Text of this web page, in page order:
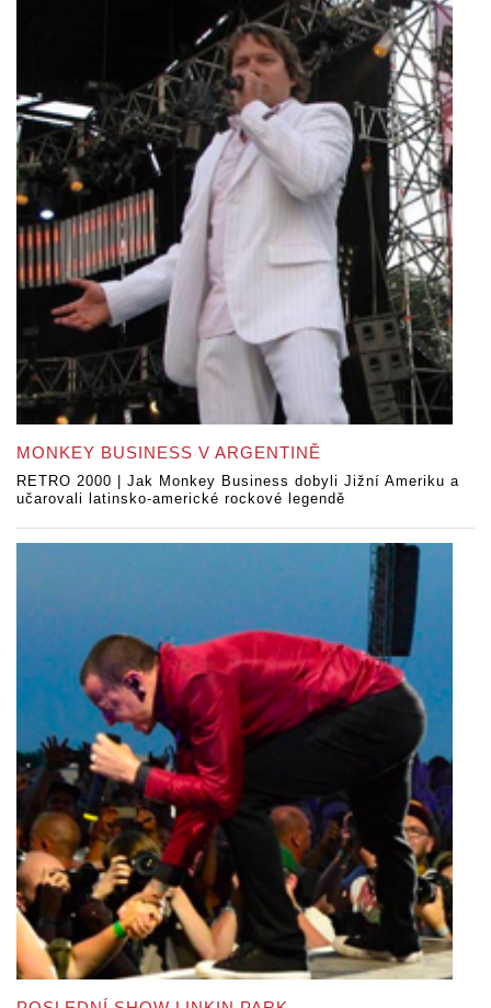
MONKEY BUSINESS V ARGENTINĚ
RETRO 2000 | Jak Monkey Business dobyli Jižní Ameriku a
učarovali latinsko-americké rockové legendě